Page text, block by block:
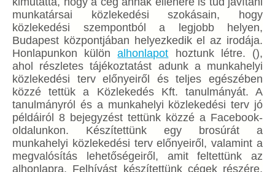
munkatársai közlekedési szokásain, hogy
közlekedési szempontból a legjobb helyen,
Budapest központjában helyezkedik el az irodája.
Honlapunkon különalhonlapot hoztunk létre. (),
ahol részletes tájékoztatást adunk a munkahelyi
közlekedési terv előnyeiről és teljes egészében
közzé tettük a Közlekedés Kft. tanulmányát. A
tanulmányról és a munkahelyi közlekedési terv jó
példáiról 8 bejegyzést tettünk közzé a Facebook-
oldalunkon. Készítettünk egy brosúrát a
munkahelyi közlekedési terv előnyeiről, valamint a
megvalósítás lehetőségeiről, amit feltettünk az
alhonlapra. Felhívást készítettünk cégek részére,